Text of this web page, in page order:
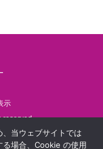
示
reserved.
当ウェブサイトでは
場合、Cookie の使用